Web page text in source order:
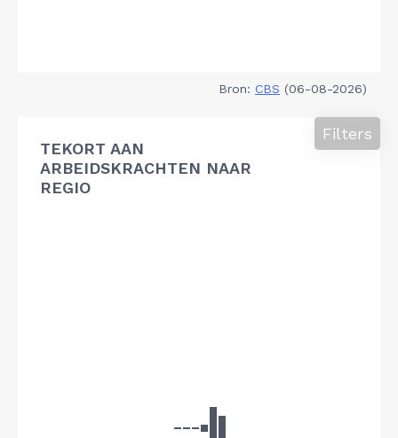
Bron: CBS (06-08-2026)
TEKORT AAN
ARBEIDSKRACHTEN NAAR
REGIO
Filters